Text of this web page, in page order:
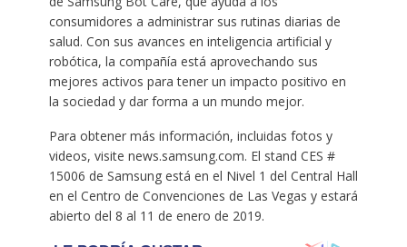
consumidores a administrar sus rutinas diarias de
salud. Con sus avances en inteligencia artificial y
robótica, la compañía está aprovechando sus
mejores activos para tener un impacto positivo en
la sociedad y dar forma a un mundo mejor.
Para obtener más información, incluidas fotos y
videos, visite news.samsung.com. El stand CES #
15006 de Samsung está en el Nivel 1 del Central Hall
en el Centro de Convenciones de Las Vegas y estará
abierto del 8 al 11 de enero de 2019.